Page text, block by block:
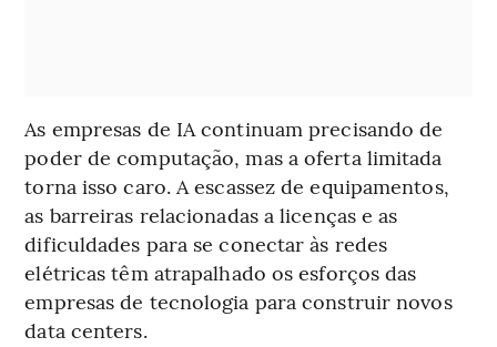
As empresas de IA continuam precisando de
poder de computação, mas a oferta limitada
torna isso caro. A escassez de equipamentos,
as barreiras relacionadas a licenças e as
dificuldades para se conectar às redes
elétricas têm atrapalhado os esforços das
empresas de tecnologia para construir novos
data centers.